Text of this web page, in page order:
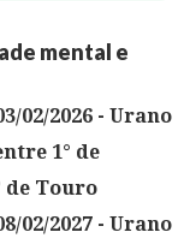
mental e
02/2026 - Urano
1° de
de Touro
02/2027 - Urano